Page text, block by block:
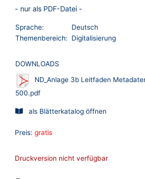
- nur als PDF-Datei -
Sprache:
Deutsch
Themenbereich:
Digitalisierung
DOWNLOADS
ND_Anlage 3b Leitfaden
500.pdf
als Blätterkatalog öffnen
Preis: gratis
Druckversion nicht verfügbar